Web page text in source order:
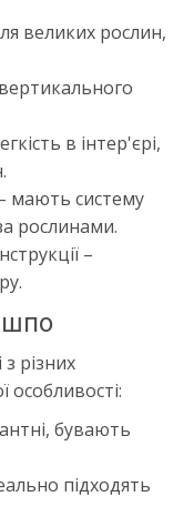
великих рослин,
в інтер'єрі,
мають систему
рослинами.
–
різних
особливості:
бувають
підходять